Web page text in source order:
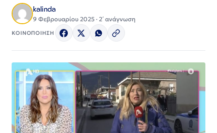
kalinda
9 Φεβρουαρίου 2025 · 2΄ ανάγνωση
ΚΟΙΝΟΠΟΙΗΣΗ